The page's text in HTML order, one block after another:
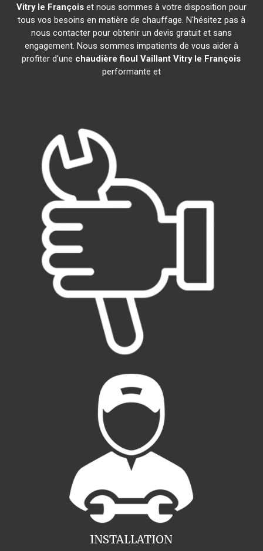
Vitry le Françoiset nous sommes à votre disposition pour
tous vos besoins en matière de chauffage. N'hésitez pas à
nous contacter pour obtenir un devis gratuit et sans
engagement. Nous sommes impatients de vous aider à
profiter d'une chaudière fioul Vaillant Vitry le François
performante et
INSTALLATION